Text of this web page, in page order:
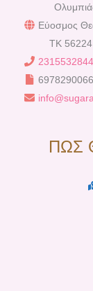
Εύοσμος
TK
2315532844
6978290066
ΠΩΣ